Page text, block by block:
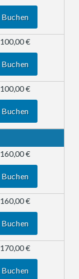
Buchen
100,00 €
Buchen
100,00 €
Buchen
160,00 €
Buchen
160,00 €
Buchen
170,00 €
Buchen